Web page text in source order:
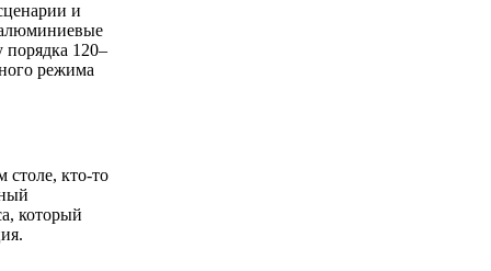
и
порядка 120–
режима
столе, кто-то
который